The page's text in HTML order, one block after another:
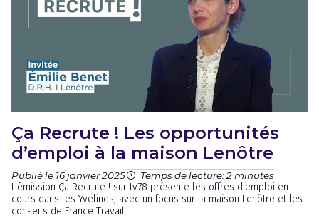
Ça Recrute ! Les opportunités
d’emploi à la maison Lenôtre
Publié le 16 janvier 2025 Temps de lecture: 2 minutes
L'émission Ça Recrute ! sur tv78 présente les offres d'emploi en
cours dans les Yvelines, avec un focus sur la maison Lenôtre et les
conseils de France Travail.